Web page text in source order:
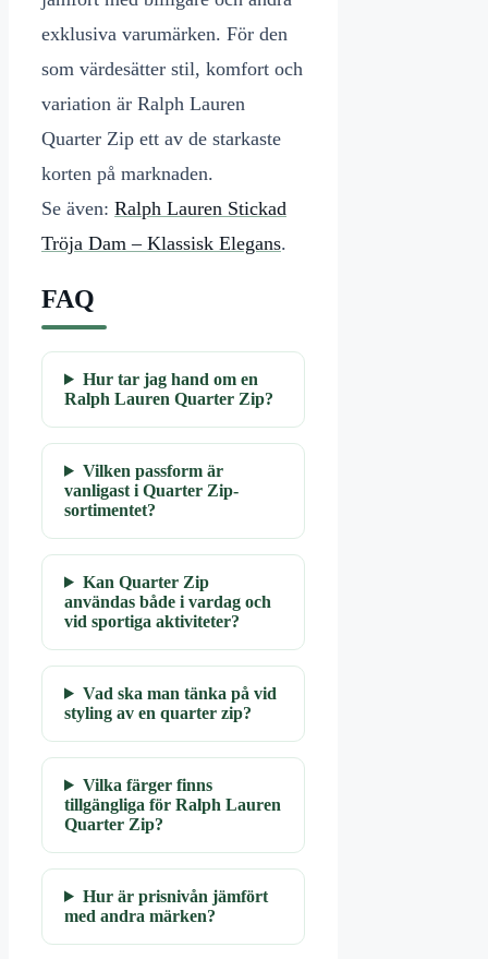
exklusiva varumärken. För den
som värdesätter stil, komfort och
variation är Ralph Lauren
Quarter Zip ett av de starkaste
korten på marknaden.
Se även: Ralph Lauren Stickad
Tröja Dam – Klassisk Elegans.
FAQ
Hur tar jag hand om en
Ralph Lauren Quarter Zip?
Vilken passform är
vanligast i Quarter Zip-
sortimentet?
Kan Quarter Zip
användas både i vardag och
vid sportiga aktiviteter?
Vad ska man tänka på vid
styling av en quarter zip?
Vilka färger finns
tillgängliga för Ralph Lauren
Quarter Zip?
Hur är prisnivån jämfört
med andra märken?